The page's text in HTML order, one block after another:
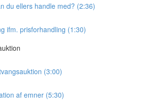
du ellers handle med? (2:36)
ifm. prisforhandling (1:30)
(3:00)
af emner (5:30)